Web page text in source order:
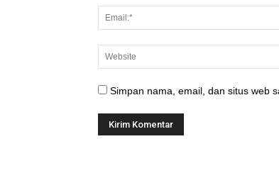
Simpan nama, email, dan situs web